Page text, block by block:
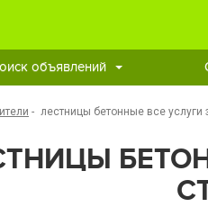
объявлений
- лестницы бетонные все услуги